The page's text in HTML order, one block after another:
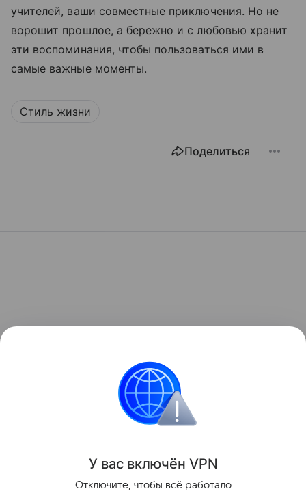
учителей, ваши совместные приключения. Но не
ворошит прошлое, а бережно и с любовью хранит
эти воспоминания, чтобы пользоваться ими в
самые важные моменты.
Стиль жизни
Поделиться
У вас включён VPN
Отключите, чтобы всё работало